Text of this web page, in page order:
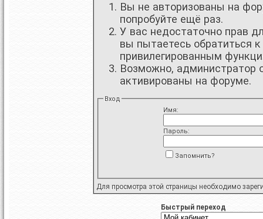
Вы не авторизованы на
попробуйте ещё раз.
У вас недостаточно прав
вы пытаетесь обратиться
привилегированным
Возможно, администратор
активированы на форуме.
Вход
Имя:
Пароль:
Запомнить?
Для просмотра этой страницы необходимо
Быстрый переход